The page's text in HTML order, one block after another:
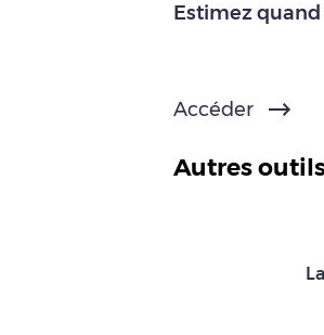
Estimez
Accéder
Autres